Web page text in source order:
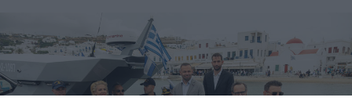
ΨΑΡΟΤΟΥΦΕΚΟ
ΣΚΑΦΟΣ
VIDEO